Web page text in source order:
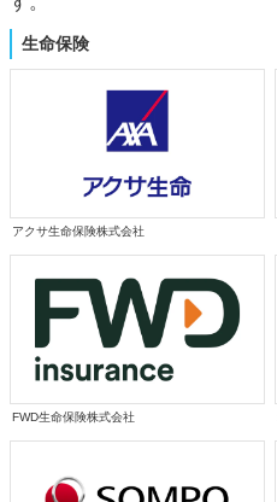
生命保険
アクサ生命保険株式会社
FWD生命保険株式会社